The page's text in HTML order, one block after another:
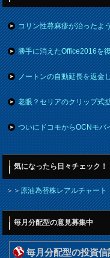
コリン性蕁麻疹が治ったよ
勝手に消えたOffice2016を
ノートンの自動延長を返金
老眼？セリアのクリップ式
ついにドコモからOCNモバ
気になったら日々チェック！
＞＞原油為替株レアルチャート
毎月分配型の意見募集中
毎月分配型の投資